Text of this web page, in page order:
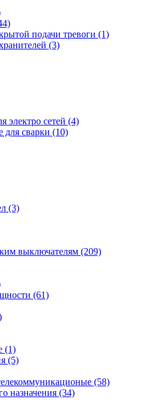
подачи тревоги (1)
(3)
электро сетей (4)
для сварки (10)
(3)
выключателям (209)
(61)
(1)
(5)
(58)
назначения (34)